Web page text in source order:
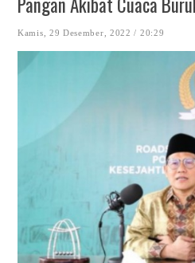
Kamis, 29 Desember, 2022 / 20:29